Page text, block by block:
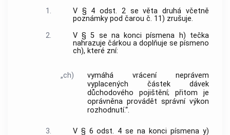
1.
V § 4 odst. 2 se věta druhá včetně
poznámky pod čarou č. 11) zrušuje.
2.
V § 5 se na konci písmena h) tečka
nahrazuje čárkou a doplňuje se písmeno
ch), které zní:
„ch)
vymáhá vrácení neprávem
vyplacených částek dávek
důchodového pojištění; přitom je
oprávněna provádět správní výkon
rozhodnutí.“.
3.
V § 6 odst. 4 se na konci písmena y)